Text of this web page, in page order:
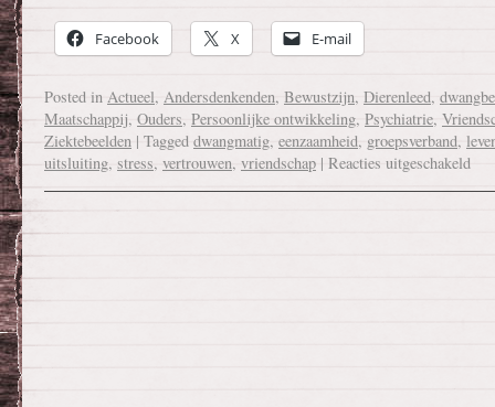
Facebook X E-mail
Posted in Actueel, Andersdenkenden, Bewustzijn, Dierenleed,
Maatschappij, Ouders, Persoonlijke ontwikkeling, Psychiatrie,
Ziektebeelden | Tagged dwangmatig, eenzaamheid, groepsverband,
uitsluiting, stress, vertrouwen, vriendschap | Reacties uitgeschakeld